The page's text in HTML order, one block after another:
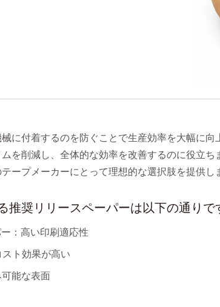
に付着するのを防ぐことで生産効率を大幅に
を削減し、全体的な効率を改善するのに役立
ープメーカーにとって理想的な選択肢を提供し
推奨リリースペーパーは以下の通りで
：高い印刷適応性
ト効果が高い
能な表面